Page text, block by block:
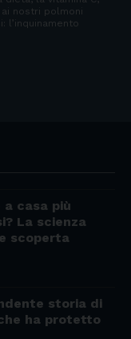
nostri polmoni
l’inquinamento
casa più
La scienza
scoperta
storia di
ha protetto